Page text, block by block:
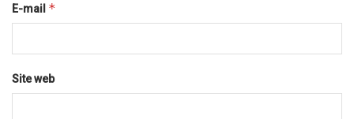
E-mail *
Site web